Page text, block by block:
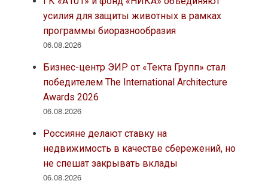
усилия для защиты животных в рамках
программы биоразнообразия
06.08.2026
Бизнес-центр ЭИР от «Текта Групп» стал
победителем The International Architecture
Awards 2026
06.08.2026
Россияне делают ставку на
недвижимость в качестве сбережений, но
не спешат закрывать вклады
06.08.2026